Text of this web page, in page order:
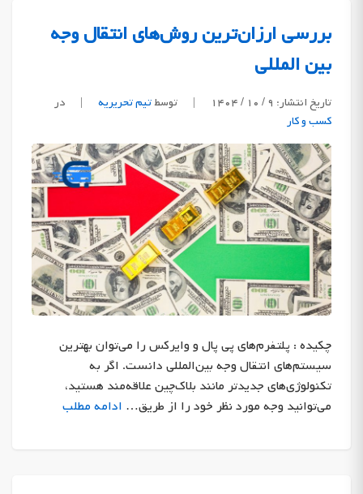
بررسی ارزان‌ترین روش‌های انتقال وجه
بین المللی
تاریخ انتشار: ۹ / ۱۰ / ۱۴۰۴ | توسطتیم تحریریه |
در
کسب و کار
چکیده : پلتفرم‌های پی پال و وایرکس را می‌توان بهترین
سیستم‌های انتقال وجه بین‌المللی دانست. اگر به
تکنولوژی‌های جدیدتر مانند بلاک‌چین علاقه‌مند هستید،
می‌توانید وجه مورد نظر خود را از طریق… ادامه مطلب